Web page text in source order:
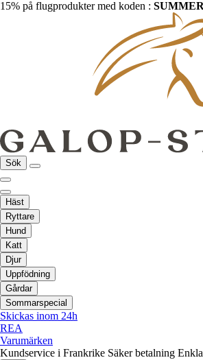
15% på flugprodukter med koden :
Sök
Häst
Ryttare
Hund
Katt
Djur
Uppfödning
Gårdar
Sommarspecial
Skickas inom 24h
REA
Varumärken
Kundservice i Frankrike Säker betalning